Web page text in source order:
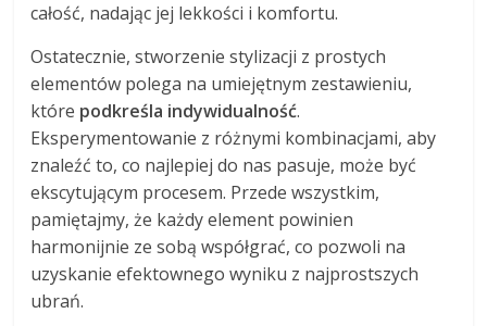
całość, nadając jej lekkości i komfortu.
Ostatecznie, stworzenie stylizacji z prostych
elementów polega na umiejętnym zestawieniu,
które podkreśla indywidualność.
Eksperymentowanie z różnymi kombinacjami, aby
znaleźć to, co najlepiej do nas pasuje, może być
ekscytującym procesem. Przede wszystkim,
pamiętajmy, że każdy element powinien
harmonijnie ze sobą współgrać, co pozwoli na
uzyskanie efektownego wyniku z najprostszych
ubrań.